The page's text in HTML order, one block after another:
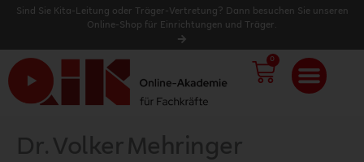
Sind Sie Kita-Leitung oder Träger-Vertretung? Dann besuchen Sie unseren
Online-Shop für Einrichtungen und Träger.
0
Dr. Volker Mehringer